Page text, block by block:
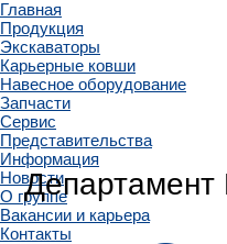
Главная
Продукция
Экскаваторы
Карьерные ковши
Навесное оборудование
Запчасти
Сервис
Представительства
Информация
Новости
О группе
Вакансии и карьера
Контакты